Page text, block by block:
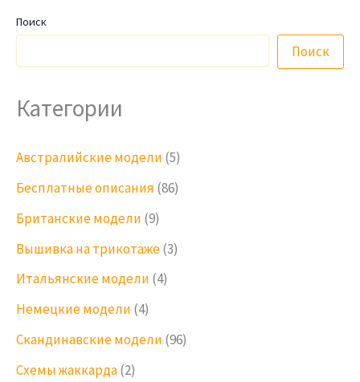
Поиск
Поиск
Категории
Австралийские модели (5)
Бесплатные описания (86)
Британские модели (9)
Вышивка на трикотаже(3)
Итальянские модели (4)
Немецкие модели (4)
Скандинавские модели (96)
Схемы жаккарда(2)